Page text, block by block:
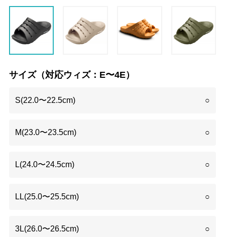
サイズ（対応ウィズ：E〜4E）
S(22.0〜22.5cm) ○
M(23.0〜23.5cm) ○
L(24.0〜24.5cm) ○
LL(25.0〜25.5cm) ○
3L(26.0〜26.5cm) ○